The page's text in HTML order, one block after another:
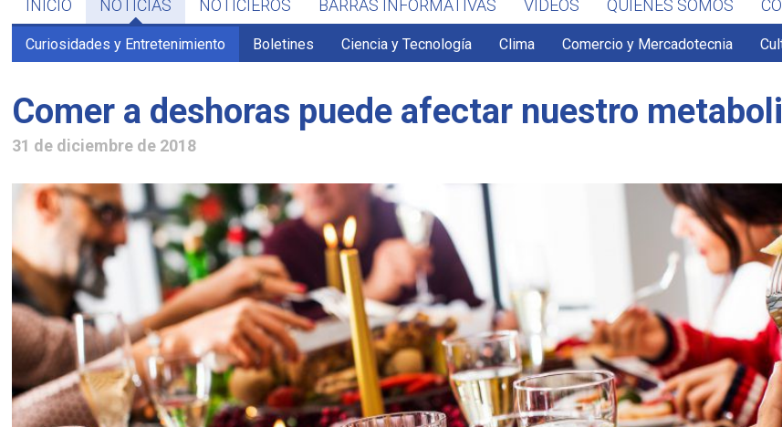
INICIO NOTICIAS NOTICIEROS BARRAS INFORMATIVAS VIDEOS QUIÉNES SOMOS
Curiosidades y Entretenimiento Boletines Ciencia y Tecnología Clima Comercio y Mercadotecnia
Comer a deshoras puede afectar nuestro
31 de diciembre de 2018